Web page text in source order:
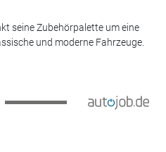
seine Zubehörpalette um eine
und moderne Fahrzeuge.